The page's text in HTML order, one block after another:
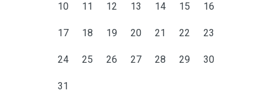
10 11 12 13 14 15 16
17 18 19 20 21 22 23
24 25 26 27 28 29 30
31